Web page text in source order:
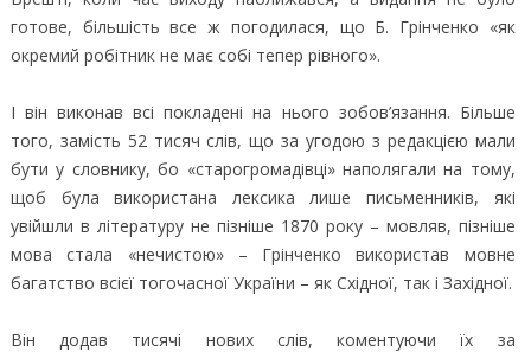
готове, більшість все ж погодилася, що Б. Грінченко «як
окремий робітник не має собі тепер рівного».
І він виконав всі покладені на нього зобов’язання. Більше
того, замість 52 тисяч слів, що за угодою з редакцією мали
бути у словнику, бо «старогромадівці» наполягали на тому,
щоб була використана лексика лише письменників, які
увійшли в літературу не пізніше 1870 року – мовляв, пізніше
мова стала «нечистою» – Грінченко використав мовне
багатство всієї тогочасної України – як Східної, так і Західної.
Він додав тисячі нових слів, коментуючи їх за